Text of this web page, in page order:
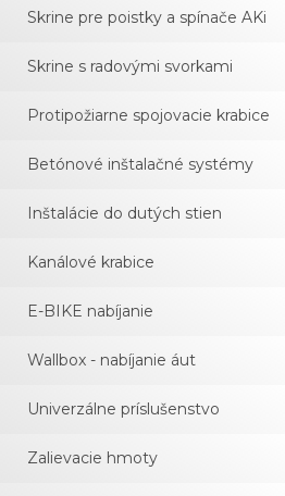
Skrine pre poistky a spínače AKi
Skrine s radovými svorkami
Protipožiarne spojovacie krabice
Betónové inštalačné systémy
Inštalácie do dutých stien
Kanálové krabice
E-BIKE nabíjanie
Wallbox - nabíjanie áut
Univerzálne príslušenstvo
Zalievacie hmoty